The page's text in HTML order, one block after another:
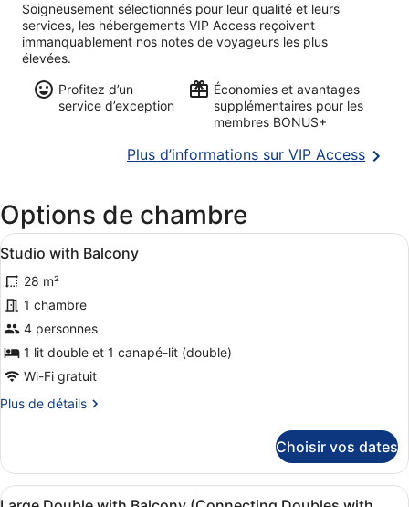
Soigneusement sélectionnés pour leur qualité et leurs
services, les hébergements VIP Access reçoivent
immanquablement nos notes de voyageurs les plus
élevées.
Profitez d’un
service d’exception
Économies et avantages
supplémentaires pour les
membres BONUS+
Plus d’informations sur VIP Access
Options de chambre
Afficher
toutes
les
photos
pour
ce
type
chambre :
Balcony
Une chambre d’hôtel avec un
5
Studio with Balcony
28 m²
1 chambre
4 personnes
1 lit double et 1 canapé-lit (double)
Wi-Fi gratuit
Plus de détails
Plus
le
type
de
Choisir vos dates
Afficher
Une chambre d’hôtel avec un
6